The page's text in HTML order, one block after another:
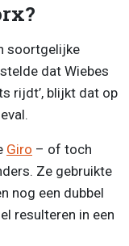
soortgelijke
dat Wiebes
rijdt’, blijkt dat op
Giro – of toch
Ze gebruikte
nog een dubbel
resulteren in een